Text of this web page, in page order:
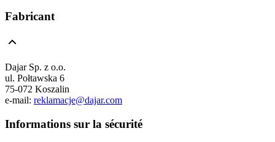
Fabricant
Dajar Sp. z o.o.
ul. Połtawska 6
75-072 Koszalin
e-mail: reklamacje@dajar.com
Informations sur la sécurité